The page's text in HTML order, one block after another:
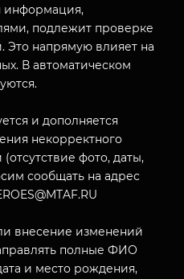
информация,
подлежит проверке
Это напрямую влияет на
В автоматическом
и дополняется
некорректного
фото, даты,
сообщать на адрес
внесение изменений
полные ФИО
и место рождения,